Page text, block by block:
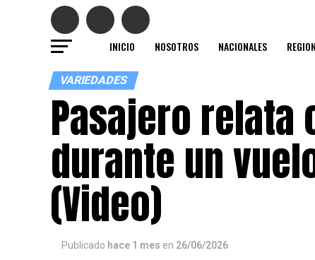
INICIO NOSOTROS NACIONALES
VARIEDADES
Pasajero relata
durante un
(Video)
Publicado hace 1 mes en 26/06/2026